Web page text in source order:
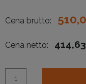
Cena brutto:
Cena netto: